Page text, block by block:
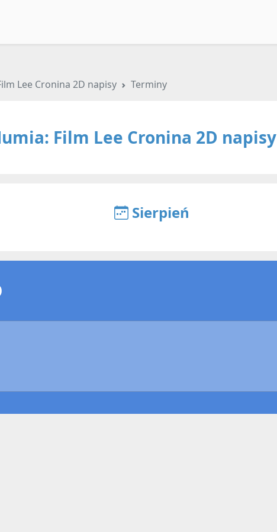
Lee Cronina 2D napisy Terminy
Film Lee Cronina 2D napisy
Sierpień